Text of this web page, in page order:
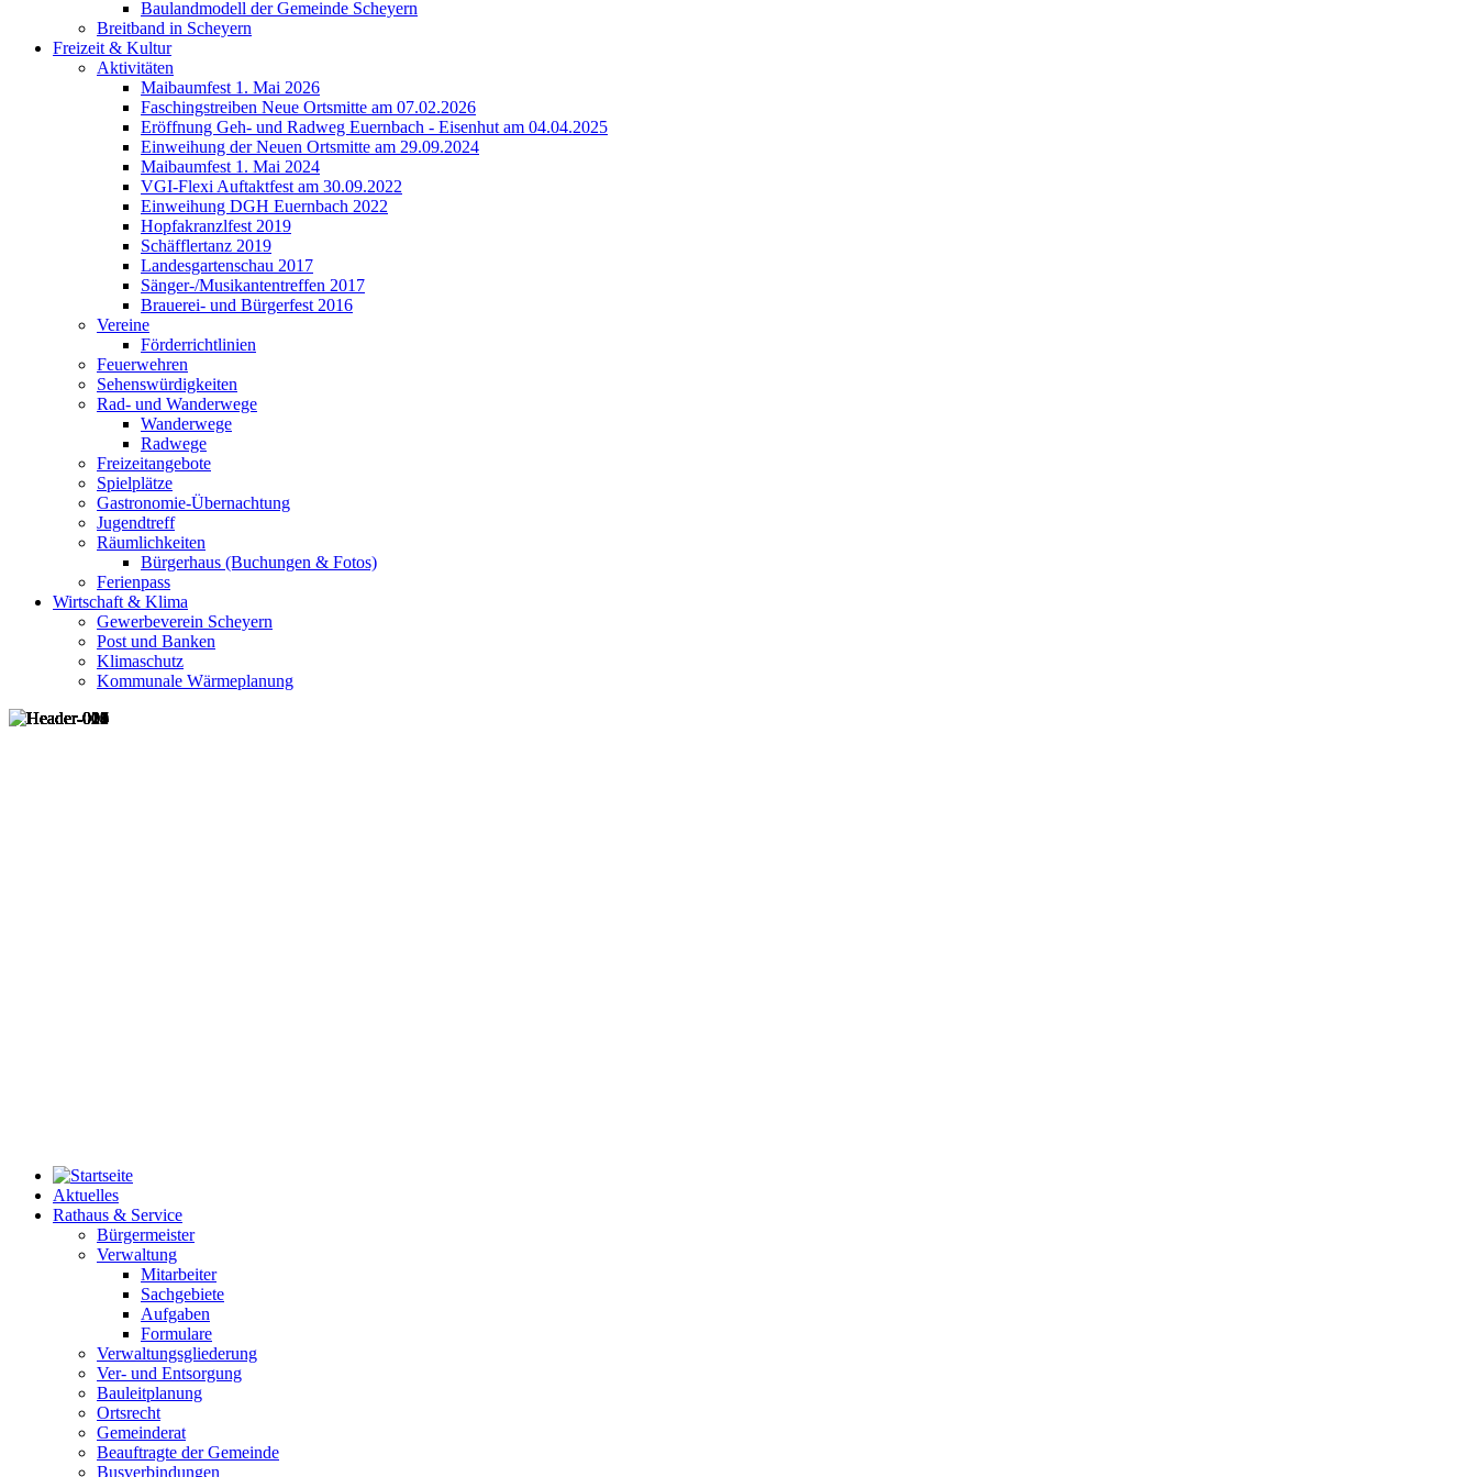
Baulandmodell der Gemeinde Scheyern
Breitband in Scheyern
Freizeit & Kultur
Aktivitäten
Maibaumfest 1. Mai 2026
Faschingstreiben Neue Ortsmitte am 07.02.2026
Eröffnung Geh- und Radweg Euernbach - Eisenhut am 04.04.2025
Einweihung der Neuen Ortsmitte am 29.09.2024
Maibaumfest 1. Mai 2024
VGI-Flexi Auftaktfest am 30.09.2022
Einweihung DGH Euernbach 2022
Hopfakranzlfest 2019
Schäfflertanz 2019
Landesgartenschau 2017
Sänger-/Musikantentreffen 2017
Brauerei- und Bürgerfest 2016
Vereine
Förderrichtlinien
Feuerwehren
Sehenswürdigkeiten
Rad- und Wanderwege
Wanderwege
Radwege
Freizeitangebote
Spielplätze
Gastronomie-Übernachtung
Jugendtreff
Räumlichkeiten
Bürgerhaus (Buchungen & Fotos)
Ferienpass
Wirtschaft & Klima
Gewerbeverein Scheyern
Post und Banken
Klimaschutz
Kommunale Wärmeplanung
Aktuelles
Rathaus & Service
Bürgermeister
Verwaltung
Mitarbeiter
Sachgebiete
Aufgaben
Formulare
Verwaltungsgliederung
Ver- und Entsorgung
Bauleitplanung
Ortsrecht
Gemeinderat
Beauftragte der Gemeinde
Busverbindungen